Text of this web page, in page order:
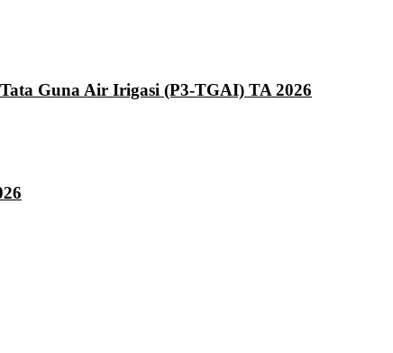
Guna Air Irigasi (P3-TGAI) TA 2026